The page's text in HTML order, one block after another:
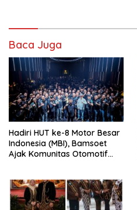
Baca Juga
Hadiri HUT ke-8 Motor Besar
Indonesia (MBI), Bamsoet
Ajak Komunitas Otomotif
Derasnya Provokasi Pecah
Belah Bangsa